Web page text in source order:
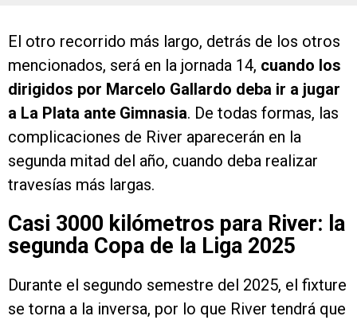
El otro recorrido más largo, detrás de los otros
mencionados, será en la jornada 14, cuando los
dirigidos por Marcelo Gallardo deba ir a jugar
a La Plata ante Gimnasia. De todas formas, las
complicaciones de River aparecerán en la
segunda mitad del año, cuando deba realizar
travesías más largas.
Casi 3000 kilómetros para River: la
segunda Copa de la Liga 2025
Durante el segundo semestre del 2025, el fixture
se torna a la inversa, por lo que River tendrá que